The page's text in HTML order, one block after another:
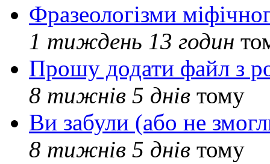
Фразеологізми
1 тиждень 13 годин
Прошу додати файл з
8 тижнів 5 днів тому
Ви забули (або не
8 тижнів 5 днів тому